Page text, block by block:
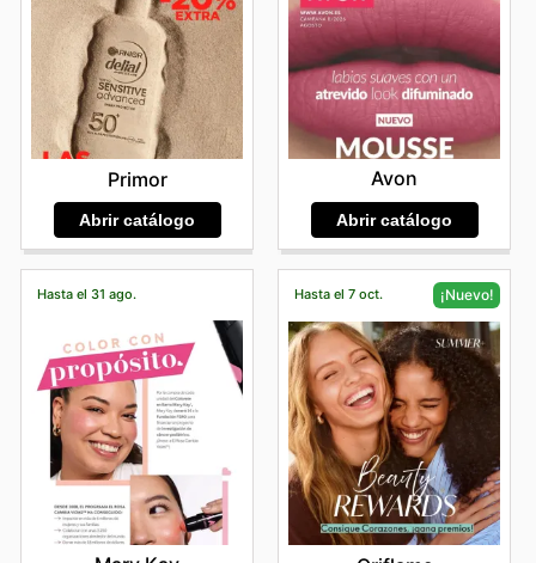
Primor
Abrir catálogo
Avon
Abrir catálogo
Hasta el 31 ago. Hasta el 7 oct. ¡Nuevo!